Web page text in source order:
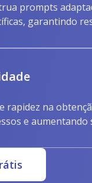
prompts
garantindo
rapidez na
e